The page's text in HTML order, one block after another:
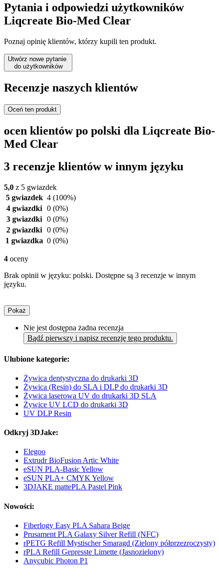
Pytania i odpowiedzi użytkowników
Liqcreate Bio-Med Clear
Poznaj opinię klientów, którzy kupili ten produkt.
Utwórz nowe pytanie
do użytkowników
Recenzje naszych klientów
Oceń ten produkt
ocen klientów po polski dla Liqcreate Bio-
Med Clear
3 recenzje klientów w innym języku
5,0 z 5 gwiazdek
5 gwiazdek 4 (100%)
4 gwiazdki 0 (0%)
3 gwiazdki 0 (0%)
2 gwiazdki 0 (0%)
1 gwiazdka 0 (0%)
4 oceny
Brak opinii w języku: polski. Dostępne są 3 recenzje w innym
języku.
Pokaż
Nie jest dostępna żadna recenzja
Bądź pierwszy i napisz recenzję tego produktu.
Ulubione kategorie:
Żywica dentystyczna do drukarki 3D
Żywica (Resin) do SLA i DLP do drukarki 3D
Żywica laserowa UV do drukarki 3D SLA
Żywice UV LCD do drukarki 3D
UV DLP Resin
Odkryj 3DJake:
Elegoo
Extrudr BioFusion Artic White
eSUN PLA-Basic Yellow
eSUN PLA+ CMYK Yellow
3DJAKE mattePLA Pastel Pink
Nowości:
Fiberlogy Easy PLA Sahara Beige
Prusament PLA Galaxy Silver Refill (NFC)
rPETG Refill Mystischer Smaragd (Zielony półprzezroczysty)
rPLA Refill Gepresste Limette (Jasnozielony)
Anycubic Photon P1